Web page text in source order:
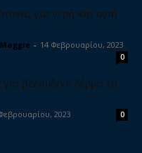
για γερή και υγιή
Maggie - 14 Φεβρουαρίου, 2023
0
βελούδινο δέρμα το
2023 0